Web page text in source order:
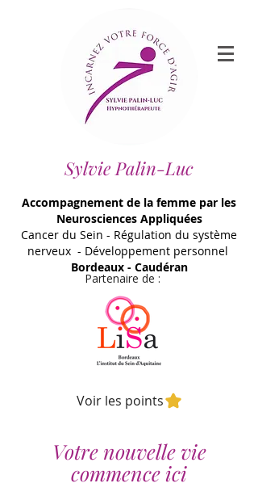
Sylvie Palin-Luc
Accompagnement de la femme par les
Neurosciences Appliquées
Cancer du Sein - Régulation du système
nerveux - Développement personnel
Bordeaux - Caudéran
Partenaire de :
Voir les points
Votre nouvelle vie
commence ici